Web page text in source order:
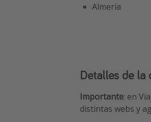
Almería
Detalles de la
Importante: en
distintas webs y